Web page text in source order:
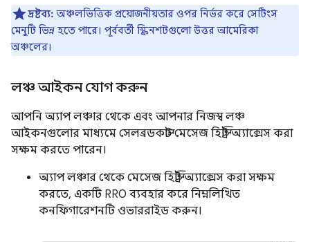
দ্রষ্টব্য: অঞ্চলভিত্তিক প্রয়োজনীয়তার ওপর নির্ভর করে সেটিংস
মেনুটি ভিন্ন হতে পারে। পূর্ববর্তী স্ক্রিনশটগুলো উত্তর আমেরিকা
অঞ্চলের।
লঞ্চ আইকন যোগ করুন
আপনি অ্যাপ লঞ্চার থেকে এবং আপনার নিজস্ব লঞ্চ
আইকনগুলোর মাধ্যমে সেলব্রডকাস্ট মেসেজ হিস্ট্রি অ্যাক্সেস করা
সক্ষম করতে পারেন।
অ্যাপ লঞ্চার থেকে মেসেজ হিস্ট্রি অ্যাক্সেস করা সক্ষম
করতে, একটি RRO ব্যবহার করে নিম্নলিখিত
কনফিগারেশনটি ওভাররাইড করুন।